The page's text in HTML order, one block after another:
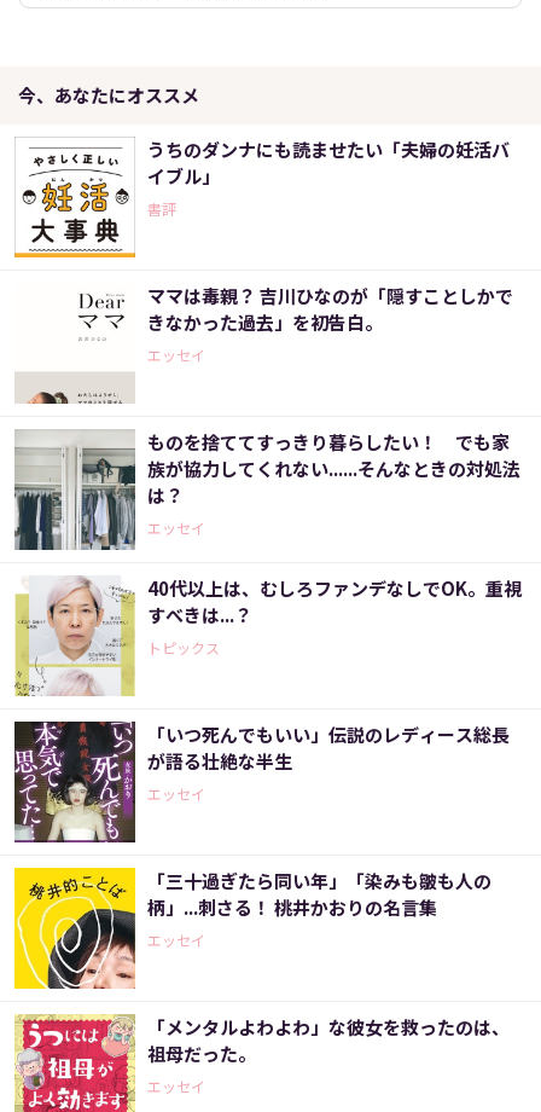
今、あなたにオススメ
うちのダンナにも読ませたい「夫婦の妊活バ
イブル」
書評
ママは毒親？ 吉川ひなのが「隠すことしかで
きなかった過去」を初告白。
エッセイ
ものを捨ててすっきり暮らしたい！ でも家
族が協力してくれない......そんなときの対処法
は？
エッセイ
40代以上は、むしろファンデなしでOK。重視
すべきは...？
トピックス
「いつ死んでもいい」伝説のレディース総長
が語る壮絶な半生
エッセイ
「三十過ぎたら同い年」「染みも皺も人の
柄」...刺さる！ 桃井かおりの名言集
エッセイ
「メンタルよわよわ」な彼女を救ったのは、
祖母だった。
エッセイ